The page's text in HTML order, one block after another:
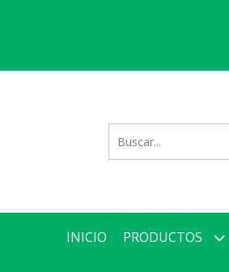
INICIO PRODUCTOS